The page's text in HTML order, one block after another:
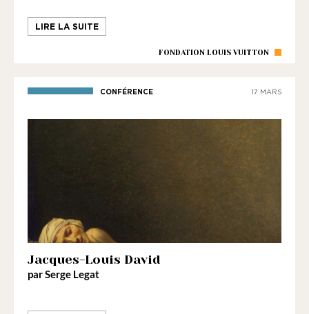
LIRE LA SUITE
FONDATION LOUIS VUITTON
CONFÉRENCE 17 MARS
Jacques-Louis David
par Serge Legat